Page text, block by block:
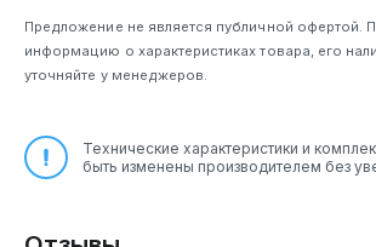
Предложение не является публичной офертой.
информацию о характеристиках товара, его
уточняйте у менеджеров.
Технические характеристики и
быть изменены производителем без